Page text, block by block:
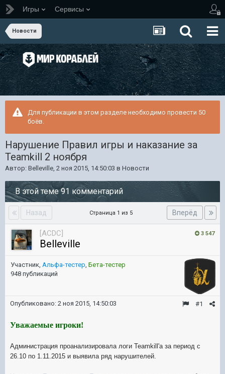
Игры Сервисы
Новости
Для публикации в этом разделе необходимо провести 50
боёв.
Нарушение Правил игры и наказание за
Teamkill 2 ноября
Автор: Belleville, 2 ноя 2015, 14:50:03 в Новости
В этой теме 91 комментарий
Назад Вперёд
Страница 1 из 5
3 547
[ACDC]
Belleville
Участник, Альфа-тестер, Бета-тестер
948 публикаций
#1
Опубликовано: 2 ноя 2015, 14:50:03
Уважаемые игроки!
Администрация проанализировала логи Teamkill'а за период с
26.10 по 1.11.2015 и выявила ряд нарушителей.